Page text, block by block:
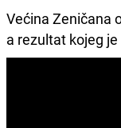
Većina Zeničana
a rezultat kojeg